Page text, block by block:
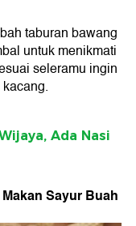
taburan bawang
untuk menikmati
seleramu ingin
Ada Nasi
Sayur Buah